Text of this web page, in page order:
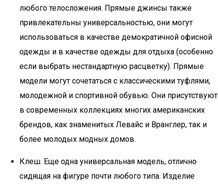
любого телосложения. Прямые джинсы также
привлекательны универсальностью, они могут
использоваться в качестве демократичной офисной
одежды и в качестве одежды для отдыха (особенно
если выбрать нестандартную расцветку). Прямые
модели могут сочетаться с классическими туфлями,
молодежной и спортивной обувью. Они присутствуют
в современных коллекциях многих американских
брендов, как знаменитых Левайс и Вранглер, так и
более молодых модных домов.
Клеш. Еще одна универсальная модель, отлично
сидящая на фигуре почти любого типа. Изделие